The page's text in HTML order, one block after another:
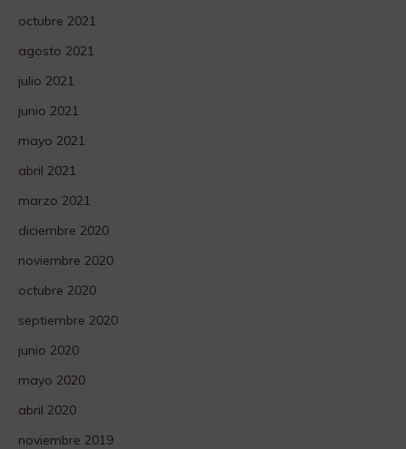
octubre 2021
agosto 2021
julio 2021
junio 2021
mayo 2021
abril 2021
marzo 2021
diciembre 2020
noviembre 2020
octubre 2020
septiembre 2020
junio 2020
mayo 2020
abril 2020
noviembre 2019